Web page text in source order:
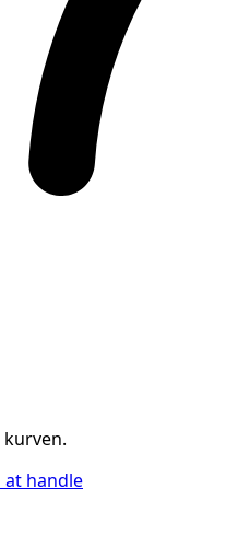
handle